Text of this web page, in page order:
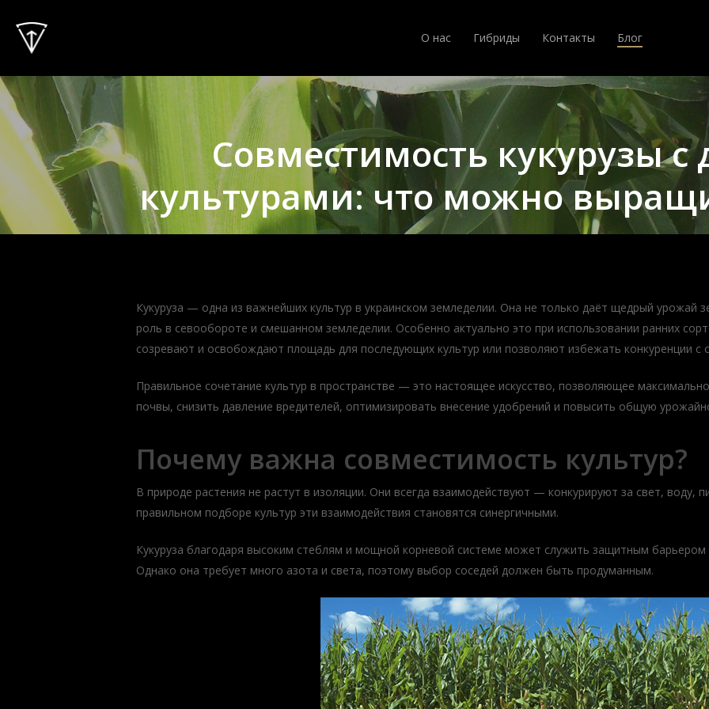
О нас Гибриды Контакты Блог
Совместимость кукурузы с
культурами: что можно
Кукуруза — одна из важнейших культур в украинском земледелии. Она не только даёт щедрый урожай
роль в севообороте и смешанном земледелии. Особенно актуально это при использовании ранних
созревают и освобождают площадь для последующих культур или позволяют избежать конкуренции с
Правильное сочетание культур в пространстве — это настоящее искусство, позволяющее
почвы, снизить давление вредителей, оптимизировать внесение удобрений и повысить общую
Почему важна совместимость культур?
В природе растения не растут в изоляции. Они всегда взаимодействуют — конкурируют за свет, воду,
правильном подборе культур эти взаимодействия становятся синергичными.
Кукуруза благодаря высоким стеблям и мощной корневой системе может служить защитным барьером
Однако она требует много азота и света, поэтому выбор соседей должен быть продуманным.